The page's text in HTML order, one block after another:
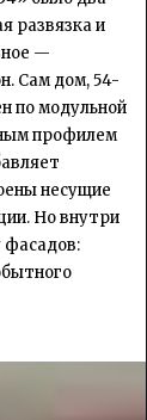
развязка и
—
Сам дом, 54-
по модульной
профилем
несущие
Но внутри
фасадов: